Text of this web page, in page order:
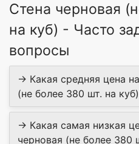
Стена черновая
на куб) - Часто
вопросы
→ Какая средняя цена
(не более 380 шт. на
→ Какая самая низкая
черновая (не более 380